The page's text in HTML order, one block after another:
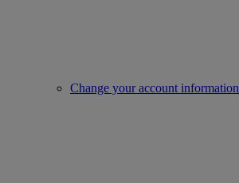
Change your account information